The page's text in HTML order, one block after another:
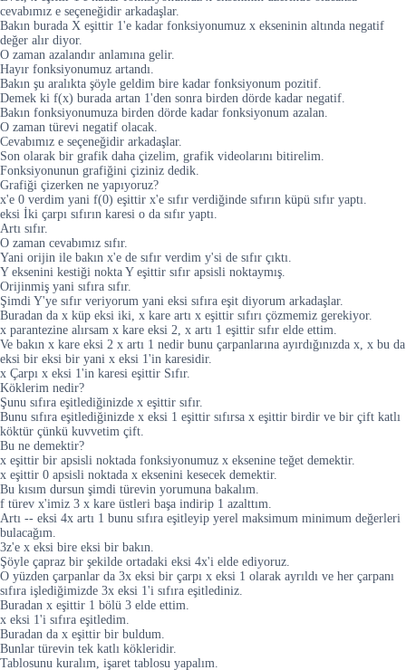
cevabımız e seçeneğidir arkadaşlar.
Bakın burada X eşittir 1'e kadar fonksiyonumuz x ekseninin altında negatif
değer alır diyor.
O zaman azalandır anlamına gelir.
Hayır fonksiyonumuz artandı.
Bakın şu aralıkta şöyle geldim bire kadar fonksiyonum pozitif.
Demek ki f(x) burada artan 1'den sonra birden dörde kadar negatif.
Bakın fonksiyonumuza birden dörde kadar fonksiyonum azalan.
O zaman türevi negatif olacak.
Cevabımız e seçeneğidir arkadaşlar.
Son olarak bir grafik daha çizelim, grafik videolarını bitirelim.
Fonksiyonunun grafiğini çiziniz dedik.
Grafiği çizerken ne yapıyoruz?
x'e 0 verdim yani f(0) eşittir x'e sıfır verdiğinde sıfırın küpü sıfır yaptı.
eksi İki çarpı sıfırın karesi o da sıfır yaptı.
Artı sıfır.
O zaman cevabımız sıfır.
Yani orijin ile bakın x'e de sıfır verdim y'si de sıfır çıktı.
Y eksenini kestiği nokta Y eşittir sıfır apsisli noktaymış.
Orijinmiş yani sıfıra sıfır.
Şimdi Y'ye sıfır veriyorum yani eksi sıfıra eşit diyorum arkadaşlar.
Buradan da x küp eksi iki, x kare artı x eşittir sıfırı çözmemiz gerekiyor.
x parantezine alırsam x kare eksi 2, x artı 1 eşittir sıfır elde ettim.
Ve bakın x kare eksi 2 x artı 1 nedir bunu çarpanlarına ayırdığınızda x, x bu da
eksi bir eksi bir yani x eksi 1'in karesidir.
x Çarpı x eksi 1'in karesi eşittir Sıfır.
Köklerim nedir?
Şunu sıfıra eşitlediğinizde x eşittir sıfır.
Bunu sıfıra eşitlediğinizde x eksi 1 eşittir sıfırsa x eşittir birdir ve bir çift katlı
köktür çünkü kuvvetim çift.
Bu ne demektir?
x eşittir bir apsisli noktada fonksiyonumuz x eksenine teğet demektir.
x eşittir 0 apsisli noktada x eksenini kesecek demektir.
Bu kısım dursun şimdi türevin yorumuna bakalım.
f türev x'imiz 3 x kare üstleri başa indirip 1 azalttım.
Artı -- eksi 4x artı 1 bunu sıfıra eşitleyip yerel maksimum minimum değerleri
bulacağım.
3z'e x eksi bire eksi bir bakın.
Şöyle çapraz bir şekilde ortadaki eksi 4x'i elde ediyoruz.
O yüzden çarpanlar da 3x eksi bir çarpı x eksi 1 olarak ayrıldı ve her çarpanı
sıfıra işlediğimizde 3x eksi 1'i sıfıra eşitlediniz.
Buradan x eşittir 1 bölü 3 elde ettim.
x eksi 1'i sıfıra eşitledim.
Buradan da x eşittir bir buldum.
Bunlar türevin tek katlı kökleridir.
Tablosunu kuralım, işaret tablosu yapalım.